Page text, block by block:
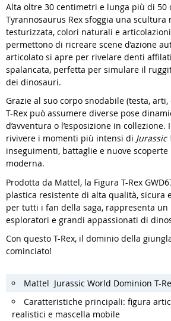
Alta oltre 30 centimetri e lunga più di 50
Tyrannosaurus Rex sfoggia una scultura
testurizzata, colori naturali e
permettono di ricreare scene d’azione
articolato si apre per rivelare denti
spalancata, perfetta per simulare il
dei dinosauri.
Grazie al suo corpo snodabile (testa,
T-Rex può assumere diverse pose
d’avventura o l’esposizione in
rivivere i momenti più intensi di Jurassic
inseguimenti, battaglie e nuove
moderna.
Prodotta da Mattel, la Figura T-Rex
plastica resistente di alta qualità, sicura
per tutti i fan della saga, rappresenta
esploratori e grandi appassionati di
Con questo T-Rex, il dominio della
cominciato!
Mattel Jurassic World Dominion T-
Caratteristiche principali: figura
realistici e mascella mobile